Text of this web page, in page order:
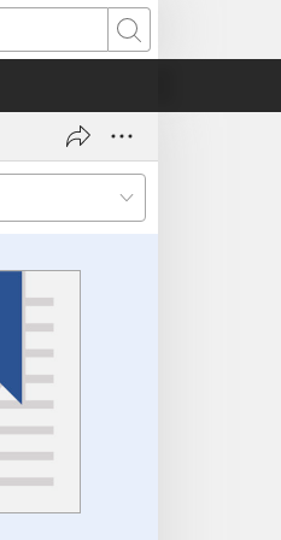
Rechercher